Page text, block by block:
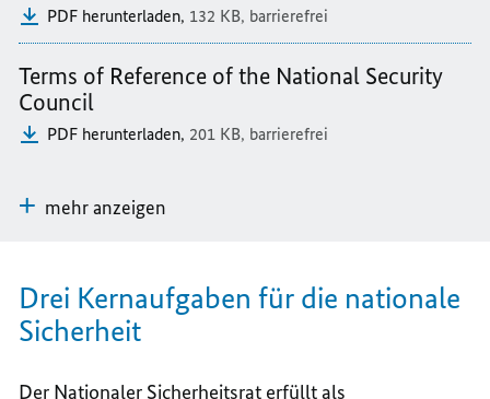
PDF herunterladen, 132 KB, barrierefrei
Terms of Reference of the National Security
Council
PDF herunterladen, 201 KB, barrierefrei
mehr anzeigen
Drei Kernaufgaben für die nationale
Sicherheit
Der Nationaler Sicherheitsrat erfüllt als